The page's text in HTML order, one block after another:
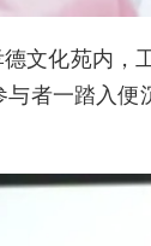
文化苑内，
者一踏入